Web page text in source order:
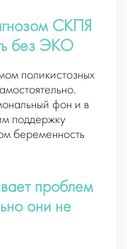
СКПЯ
без ЭКО
поликистозных
фон и в
поддержку
беременность
проблем
они не